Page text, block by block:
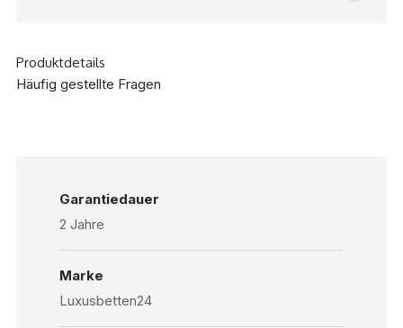
Produktdetails
Häufig gestellte Fragen
Garantiedauer
2 Jahre
Marke
Luxusbetten24